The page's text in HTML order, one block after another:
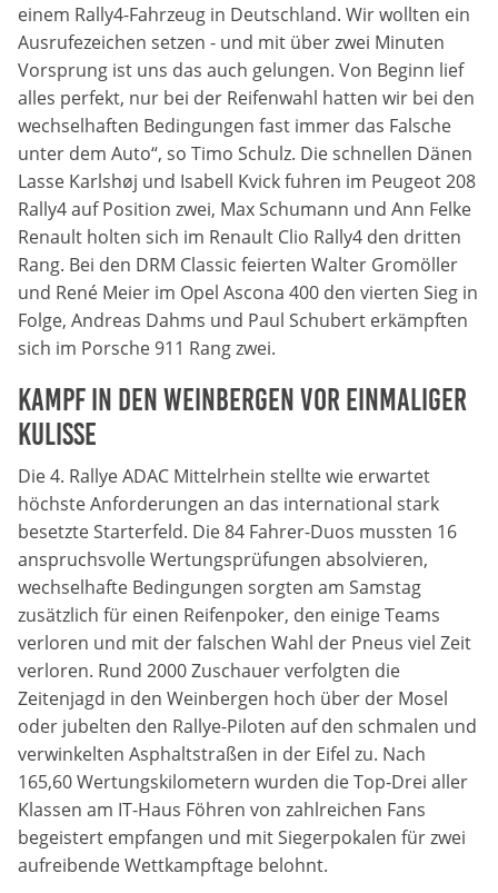
einem Rally4-Fahrzeug in Deutschland. Wir wollten ein
Ausrufezeichen setzen - und mit über zwei Minuten
Vorsprung ist uns das auch gelungen. Von Beginn lief
alles perfekt, nur bei der Reifenwahl hatten wir bei den
wechselhaften Bedingungen fast immer das Falsche
unter dem Auto“, so Timo Schulz. Die schnellen Dänen
Lasse Karlshøj und Isabell Kvick fuhren im Peugeot 208
Rally4 auf Position zwei, Max Schumann und Ann Felke
Renault holten sich im Renault Clio Rally4 den dritten
Rang. Bei den DRM Classic feierten Walter Gromöller
und René Meier im Opel Ascona 400 den vierten Sieg in
Folge, Andreas Dahms und Paul Schubert erkämpften
sich im Porsche 911 Rang zwei.
Kampf in den Weinbergen vor einmaliger
Kulisse
Die 4. Rallye ADAC Mittelrhein stellte wie erwartet
höchste Anforderungen an das international stark
besetzte Starterfeld. Die 84 Fahrer-Duos mussten 16
anspruchsvolle Wertungsprüfungen absolvieren,
wechselhafte Bedingungen sorgten am Samstag
zusätzlich für einen Reifenpoker, den einige Teams
verloren und mit der falschen Wahl der Pneus viel Zeit
verloren. Rund 2000 Zuschauer verfolgten die
Zeitenjagd in den Weinbergen hoch über der Mosel
oder jubelten den Rallye-Piloten auf den schmalen und
verwinkelten Asphaltstraßen in der Eifel zu. Nach
165,60 Wertungskilometern wurden die Top-Drei aller
Klassen am IT-Haus Föhren von zahlreichen Fans
begeistert empfangen und mit Siegerpokalen für zwei
aufreibende Wettkampftage belohnt.
Google Ads
Name:
_gcl_aw, _gcl_gs, _gclid, _gcl_au, FPGCLAW, FPAU
Anbieter:
Google LLC
Zweck:
Wir nutzen Marketing-Cookies, um den Erfolg unserer
Online-Werbemaßnahmen auf anderen Seiten zu
messen und damit eine optimale Verteilung unseres
Werbebudgets zu gewährleisten.
90 Tage